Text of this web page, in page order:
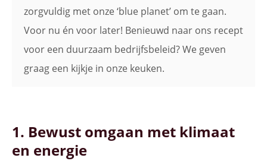
zorgvuldig met onze ‘blue planet’ om te gaan.
Voor nu én voor later! Benieuwd naar ons recept
voor een duurzaam bedrijfsbeleid? We geven
graag een kijkje in onze keuken.
1. Bewust omgaan met klimaat
en energie